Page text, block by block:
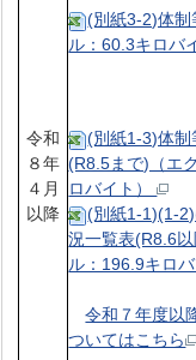
令和
８年
４月
以降
(別紙3-2)体制
ル：60.3キロバ
(別紙1-3)体制
(R8.5まで)（エ
ロバイト）
(別紙1-1)(1-
況一覧表(R8.6
ル：196.9キロ
令和７年度以
ついてはこちら